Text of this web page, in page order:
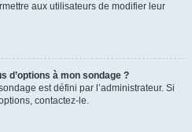
aux utilisateurs de modifier leur
d’options à mon sondage ?
est défini par l’administrateur. Si
contactez-le.